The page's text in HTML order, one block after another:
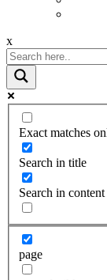
x
Exact matches
Search in title
Search in content
page